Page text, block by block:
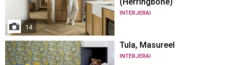
14
INTERJERAI
Tula, Masureel
INTERJERAI